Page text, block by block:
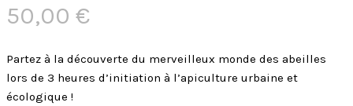
50,00 €
Partez à la découverte du merveilleux monde des abeilles
lors de 3 heures d’initiation à l’apiculture urbaine et
écologique !